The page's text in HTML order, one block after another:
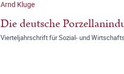
Arnd Kluge
Die deutsche
Vierteljahrschrift für Sozial- und